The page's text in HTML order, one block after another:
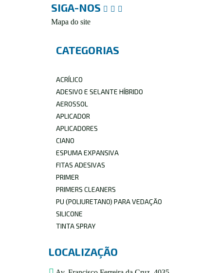
SIGA-NOS
Mapa do site
CATEGORIAS
ACRÍLICO
ADESIVO E SELANTE HÍBRIDO
AEROSSOL
APLICADOR
APLICADORES
CIANO
ESPUMA EXPANSIVA
FITAS ADESIVAS
PRIMER
PRIMERS CLEANERS
PU (POLIURETANO) PARA VEDAÇÃO
SILICONE
TINTA SPRAY
LOCALIZAÇÃO